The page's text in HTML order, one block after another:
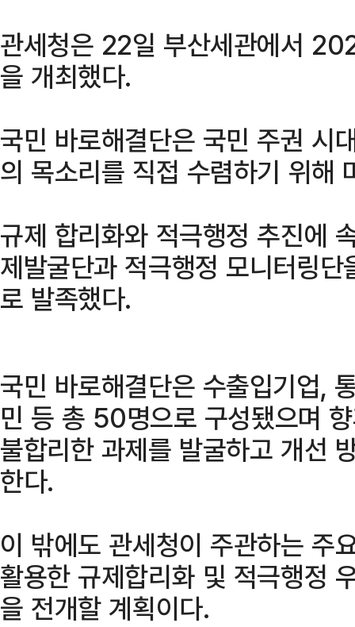
관세청은 22일 부산세관에서
을 개최했다.
국민 바로해결단은 국민 주권 시
의 목소리를 직접 수렴하기 위해
규제 합리화와 적극행정 추진에
제발굴단과 적극행정 모니터링
로 발족했다.
국민 바로해결단은 수출입기업,
민 등 총 50명으로 구성됐으며
불합리한 과제를 발굴하고 개선
한다.
이 밖에도 관세청이 주관하는 주
활용한 규제합리화 및 적극행정
을 전개할 계획이다.